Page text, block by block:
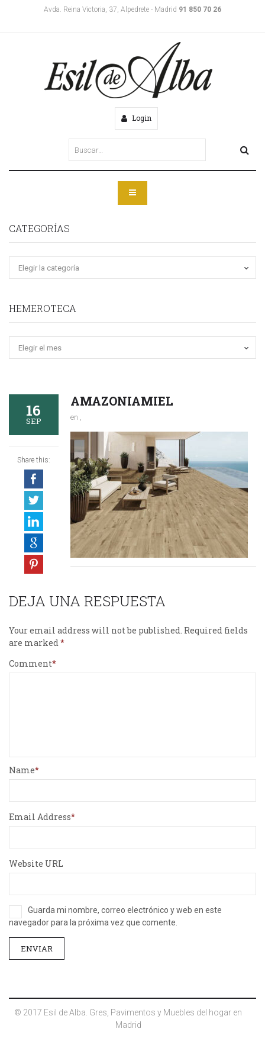
Avda. Reina Victoria, 37, Alpedrete - Madrid 91 850 70 26
Login
CATEGORÍAS
HEMEROTECA
16
SEP
Share this:
AMAZONIAMIEL
en ,
DEJA UNA RESPUESTA
Your email address will not be published. Required fields
are marked
Comment
Name
Email Address
Website URL
Guarda mi nombre, correo electrónico y web en este
navegador para la próxima vez que comente.
© 2017 Esil de Alba. Gres, Pavimentos y Muebles del hogar en
Madrid